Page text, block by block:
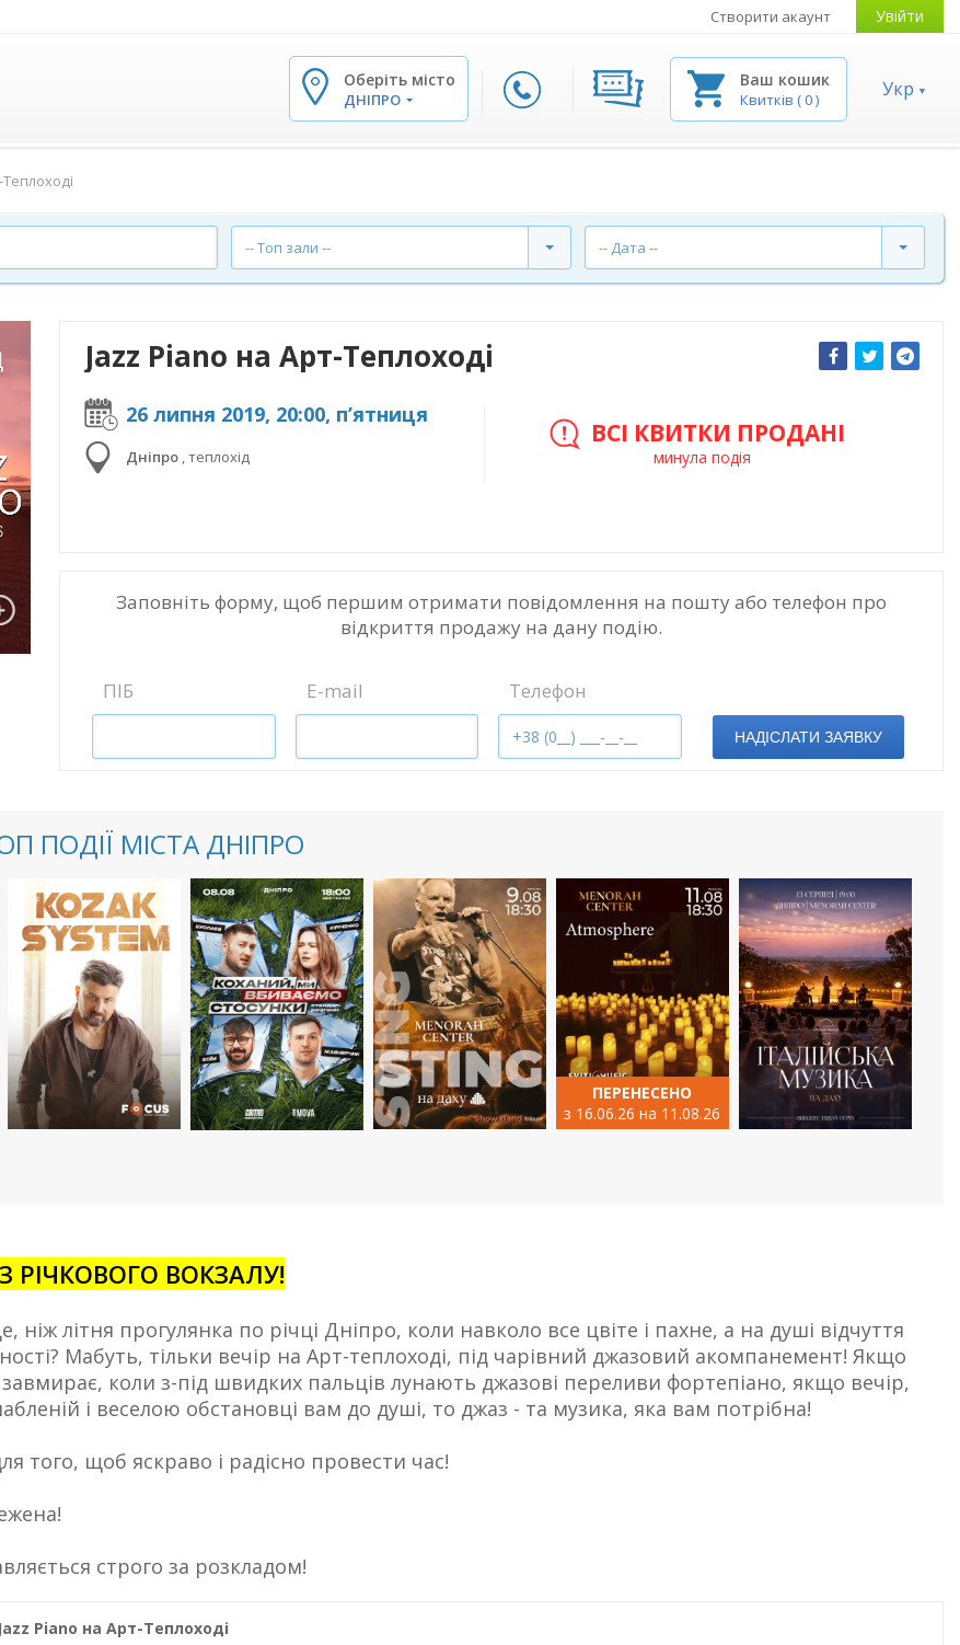
Створити акаунт Увійти
Оберіть місто
ДНІПРО
Ваш кошик
Квитків (0) Укр
-- Топ зали -- -- Дата --
Jazz Piano на Арт-Теплоході
26 липня 2019, 20:00, п’ятниця
Дніпро ,теплохід
ВСІ КВИТКИ ПРОДАНІ
минула подія
Заповніть форму, щоб першим отримати повідомлення на пошту або телефон про
відкриття продажу на дану подію.
ПІБ E-mail Телефон
НАДІСЛАТИ ЗАЯВКУ
ПОДІЇ МІСТА ДНІПРО
ПЕРЕНЕСЕНО
з 16.06.26 на 11.08.26
РІЧКОВОГО ВОКЗАЛУ!
літня прогулянка по річці Дніпро, коли навколо все цвіте і пахне, а на душі відчуття
Мабуть, тільки вечір на Арт-теплоході, під чарівний джазовий акомпанемент! Якщо
завмирає, коли з-під швидких пальців лунають джазові переливи фортепіано, якщо вечір,
і веселою обстановці вам до душі, то джаз - та музика, яка вам потрібна!
того, щоб яскраво і радісно провести час!
строго за розкладом!
Piano на Арт-Теплоході